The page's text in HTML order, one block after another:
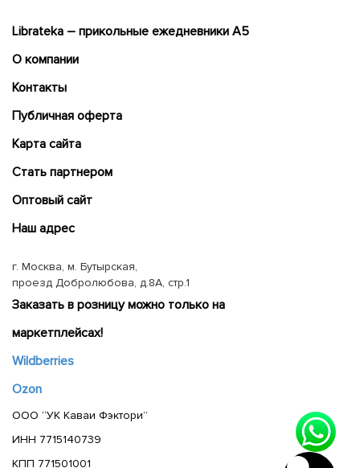
Librateka – прикольные ежедневники А5
О компании
Контакты
Публичная оферта
Карта сайта
Cтать партнером
Оптовый сайт
Наш адрес
г. Москва, м. Бутырская,
проезд Добролюбова, д.8А, стр.1
Заказать в розницу можно только на
маркетплейсах!
Wildberries
Ozon
ООО “УК Каваи Фэктори”
ИНН 7715140739
КПП 771501001